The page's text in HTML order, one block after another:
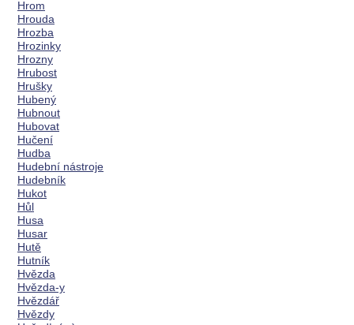
Hrom
Hrouda
Hrozba
Hrozinky
Hrozny
Hrubost
Hrušky
Hubený
Hubnout
Hubovat
Hučení
Hudba
Hudební nástroje
Hudebník
Hukot
Hůl
Husa
Husar
Hutě
Hutník
Hvězda
Hvězda-y
Hvězdář
Hvězdy